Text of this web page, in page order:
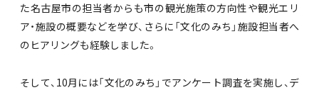
た名古屋市の担当者からも市の観光施策の方向性や観光エリ
ア・施設の概要などを学び、さらに「文化のみち」施設担当者へ
のヒアリングも経験しました。
そして、10月には「文化のみち」でアンケート調査を実施し、デ